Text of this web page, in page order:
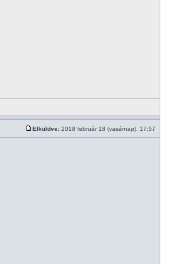
Elküldve: 2018 február 18 (vasárnap), 17:57